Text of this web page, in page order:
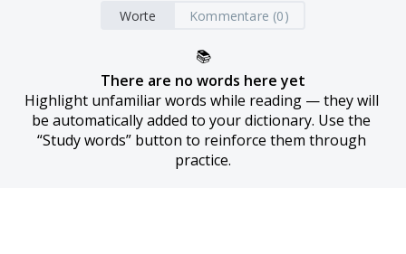
Worte Kommentare (0)
📚
There are no words here yet
Highlight unfamiliar words while reading — they will
be automatically added to your dictionary. Use the
“Study words” button to reinforce them through
practice.